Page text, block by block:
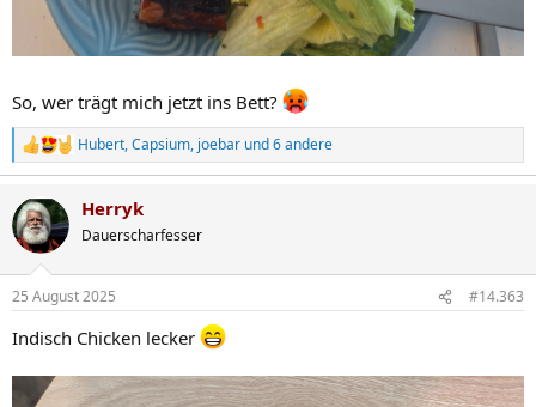
So, wer trägt mich jetzt ins Bett?
R
e
k
t
i
e
:
Hubert,Capsium, joebar und 6 andere
Herryk
Dauerscharfesser
25 August 2025 #14.363
Indisch Chicken lecker